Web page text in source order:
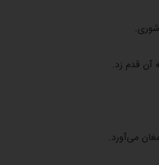
.
آن قدم زد.
می‌آورد.